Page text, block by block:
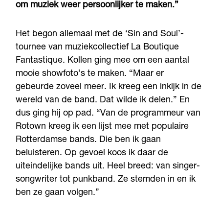
om muziek weer persoonlijker te maken.”
Het begon allemaal met de ‘Sin and Soul’-
tournee van muziekcollectief La Boutique
Fantastique. Kollen ging mee om een aantal
mooie showfoto’s te maken. “Maar er
gebeurde zoveel meer. Ik kreeg een inkijk in de
wereld van de band. Dat wilde ik delen.” En
dus ging hij op pad. “Van de programmeur van
Rotown kreeg ik een lijst mee met populaire
Rotterdamse bands. Die ben ik gaan
beluisteren. Op gevoel koos ik daar de
uiteindelijke bands uit. Heel breed: van singer-
songwriter tot punkband. Ze stemden in en ik
ben ze gaan volgen.”